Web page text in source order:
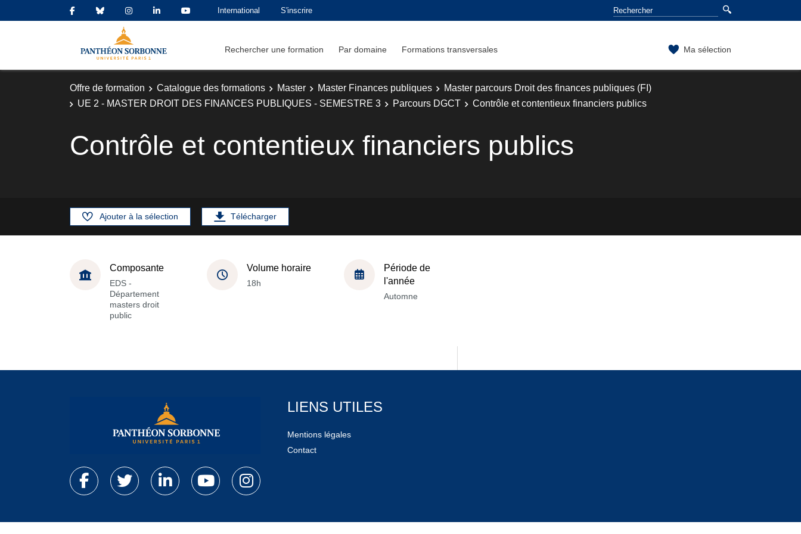
International S'inscrire
Rechercher une formation Par domaine Formations transversales Ma sélection
Offre de formation Catalogue des formations Master Master Finances publiques
Master parcours Droit des finances publiques (FI)
UE 2 - MASTER DROIT DES FINANCES PUBLIQUES - SEMESTRE 3
Parcours DGCT Contrôle et contentieux financiers publics
Contrôle et contentieux financiers publics
Ajouter à la sélection Télécharger
Composante
EDS -
Département
masters droit
public
Volume horaire
18h
Période de
l'année
Automne
LIENS UTILES
Mentions légales
Contact